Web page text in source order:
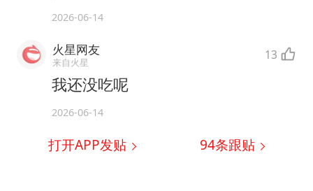
2026-06-14
火星网友
来自火星 13
我还没吃呢
2026-06-14
打开APP发贴 94条跟贴